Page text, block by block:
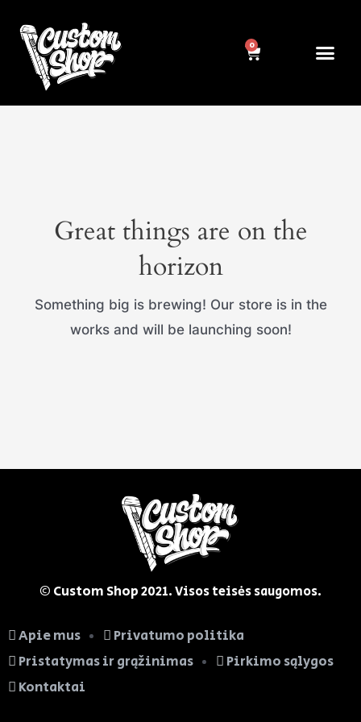
prie
turinio
Great things are on the
horizon
Something big is brewing! Our store is in the
works and will be launching soon!
© Custom Shop2021. Visos teisės saugomos.
Apie mus
Privatumo politika
Pristatymas ir grąžinimas
Pirkimo sąlygos
Kontaktai